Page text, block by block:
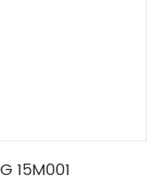
15M001